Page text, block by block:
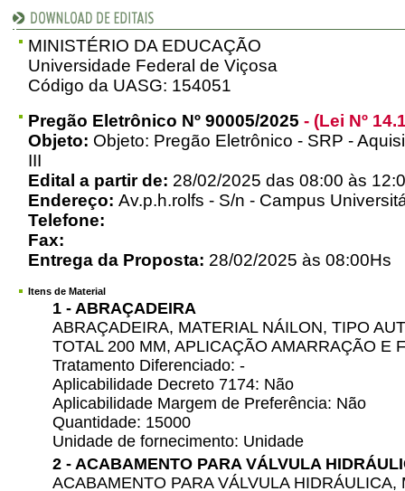
MINISTÉRIO DA EDUCAÇÃO
Universidade Federal de Viçosa
Código da UASG: 154051
Pregão Eletrônico Nº 90005/2025 - (Lei Nº
Objeto: Objeto: Pregão Eletrônico - SRP -
III
Edital a partir de: 28/02/2025 das 08:00 às
Endereço: Av.p.h.rolfs - S/n - Campus
Telefone:
Fax:
Entrega da Proposta: 28/02/2025 às 08:00Hs
Itens de Material
1 - ABRAÇADEIRA
ABRAÇADEIRA, MATERIAL NÁILON, TIPO
TOTAL 200 MM, APLICAÇÃO AMARRAÇÃO E
Tratamento Diferenciado: -
Aplicabilidade Decreto 7174: Não
Aplicabilidade Margem de Preferência: Não
Quantidade: 15000
Unidade de fornecimento: Unidade
2 - ACABAMENTO PARA VÁLVULA
ACABAMENTO PARA VÁLVULA HIDRÁULICA,